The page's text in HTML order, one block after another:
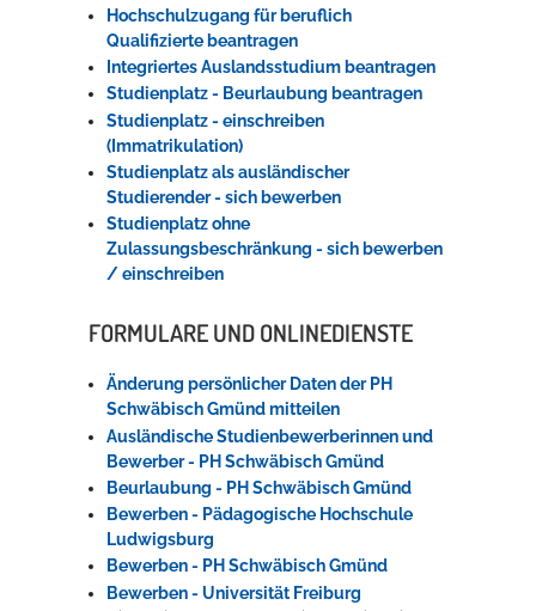
Hochschulzugang für beruflich
Qualifizierte beantragen
Integriertes Auslandsstudium beantragen
Studienplatz - Beurlaubung beantragen
Studienplatz - einschreiben
(Immatrikulation)
Studienplatz als ausländischer
Studierender - sich bewerben
Studienplatz ohne
Zulassungsbeschränkung - sich bewerben
/ einschreiben
FORMULARE UND ONLINEDIENSTE
Änderung persönlicher Daten der PH
Schwäbisch Gmünd mitteilen
Ausländische Studienbewerberinnen und
Bewerber - PH Schwäbisch Gmünd
Beurlaubung - PH Schwäbisch Gmünd
Bewerben - Pädagogische Hochschule
Ludwigsburg
Bewerben - PH Schwäbisch Gmünd
Bewerben - Universität Freiburg